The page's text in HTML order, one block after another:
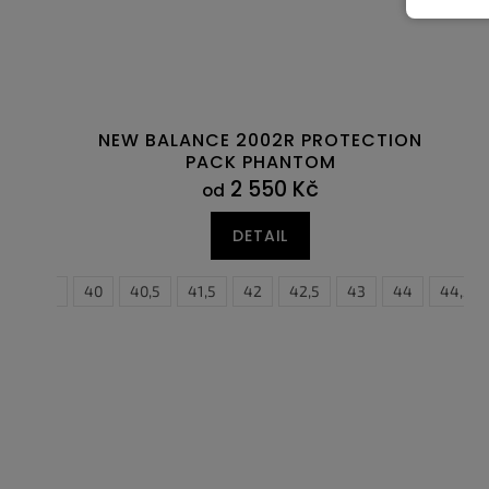
NEW BALANCE 2002R PROTECTION
PACK PHANTOM
od 2 550 Kč
DETAIL
40 40,5 41,5 42 42,5 43 44 44,5
40,5